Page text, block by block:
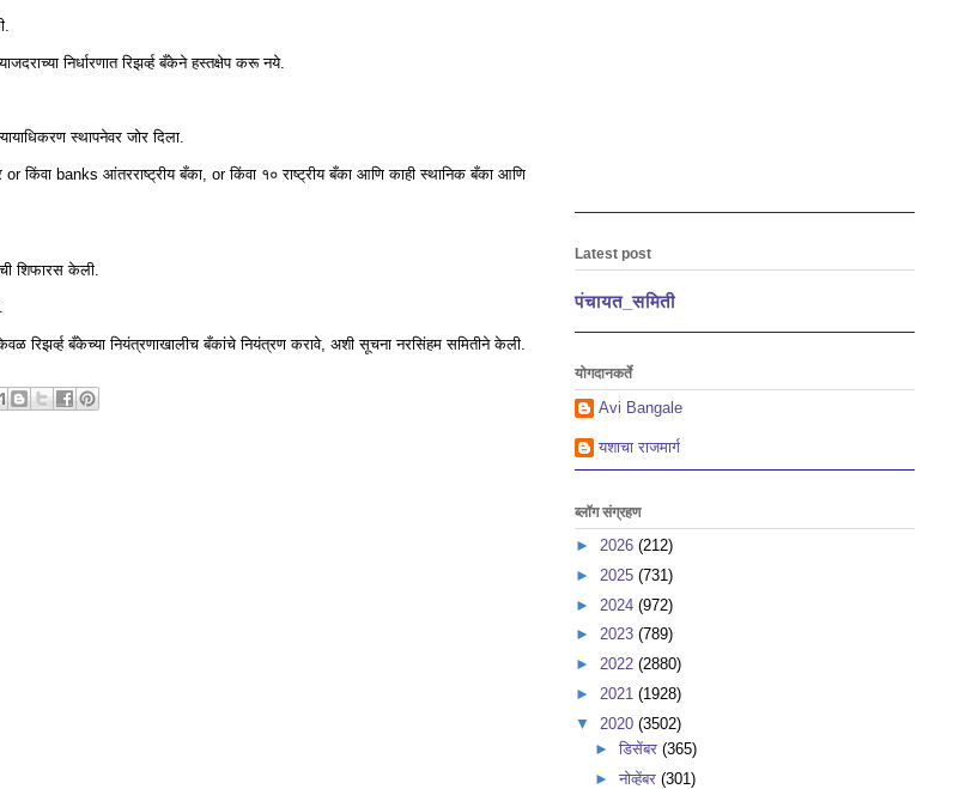
निर्धारणात रिझर्व्ह बँकेने हस्तक्षेप करू नये.
स्थापनेवर जोर दिला.
or किंवा banks आंतरराष्ट्रीय बँका, or किंवा १० राष्ट्रीय बँका आणि काही स्थानिक बँका आणि
शिफारस केली.
रिझर्व्ह बँकेच्या नियंत्रणाखालीच बँकांचे नियंत्रण करावे, अशी सूचना नरसिंहम समितीने केली.
Latest post
पंचायत_समिती
योगदानकर्ते
Avi Bangale
यशाचा राजमार्ग
ब्लॉग संग्रहण
► 2026 (212)
► 2025 (731)
► 2024 (972)
► 2023 (789)
► 2022 (2880)
► 2021 (1928)
▼ 2020 (3502)
► डिसेंबर (365)
► नोव्हेंबर (301)